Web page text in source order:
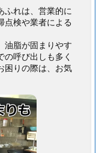
ふれは、営業的に
点検や業者による
油脂が固まりやす
の呼び出しも多く
困りの際は、お気